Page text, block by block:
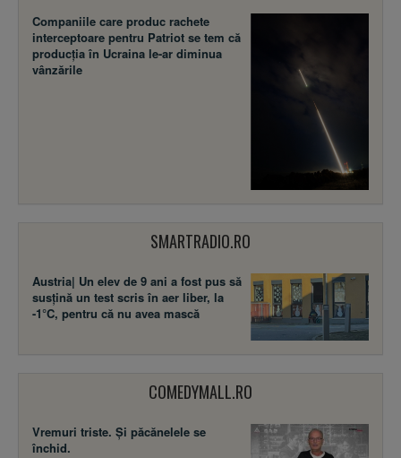
Companiile care produc rachete
interceptoare pentru Patriot se tem că
producția în Ucraina le-ar diminua
vânzările
SMARTRADIO.RO
Austria| Un elev de 9 ani a fost pus să
susţină un test scris în aer liber, la
-1°C, pentru că nu avea mască
COMEDYMALL.RO
Vremuri triste. Şi păcănelele se
închid.